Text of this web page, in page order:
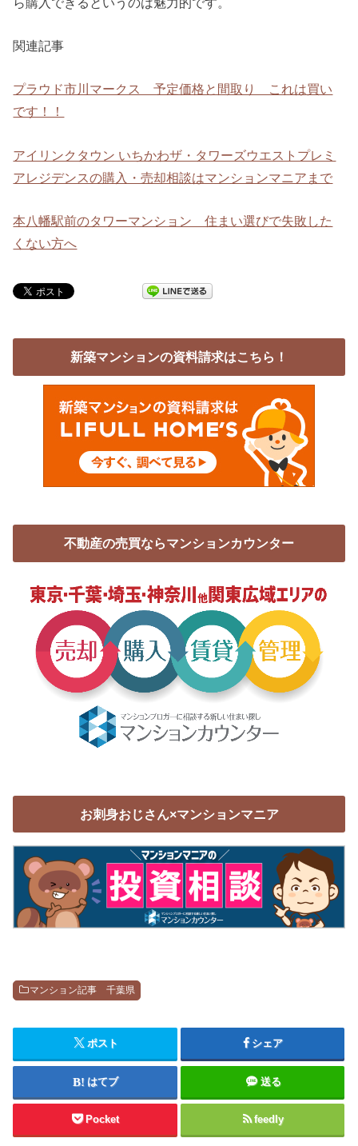
関連記事
プラウド市川マークス 予定価格と間取り これは買い
です！！
アイリンクタウン いちかわザ・タワーズウエストプレミ
アレジデンスの購入・売却相談はマンションマニアまで
本八幡駅前のタワーマンション 住まい選びで失敗した
くない方へ
新築マンションの資料請求はこちら！
不動産の売買ならマンションカウンター
お刺身おじさん×マンションマニア
マンション記事 千葉県
ポスト シェア
はてブ 送る
Pocket feedly